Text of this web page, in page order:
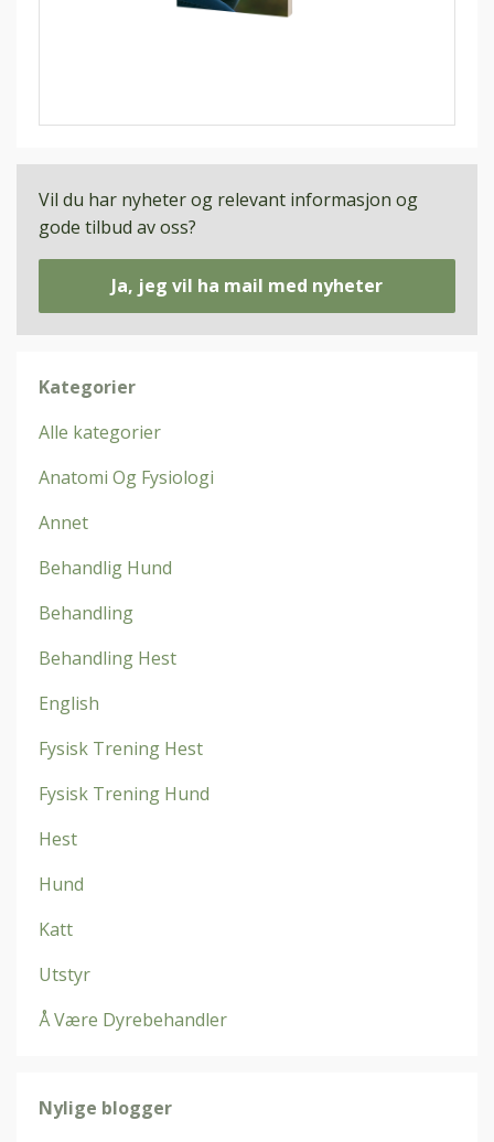
Vil du har nyheter og relevant informasjon og
gode tilbud av oss?
Ja, jeg vil ha mail med nyheter
Kategorier
Alle kategorier
Anatomi Og Fysiologi
Annet
Behandlig Hund
Behandling
Behandling Hest
English
Fysisk Trening Hest
Fysisk Trening Hund
Hest
Hund
Katt
Utstyr
Å Være Dyrebehandler
Nylige blogger